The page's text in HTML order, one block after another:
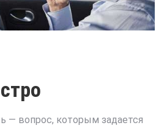
— вопрос, которым задается